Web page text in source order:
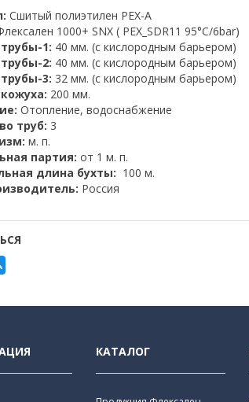
Сшитый полиэтилен PEX-A
1000+ SNX ( PEX_SDR11 95°C/6bar)
1: 40 мм. (с кислородным барьером)
2: 40 мм. (с кислородным барьером)
3: 32 мм. (с кислородным барьером)
200 мм.
Отопление, водоснабжение
труб: 3
м. п.
партия: от 1 м. п.
длина бухты: 100 м.
Россия
КАТАЛОГ